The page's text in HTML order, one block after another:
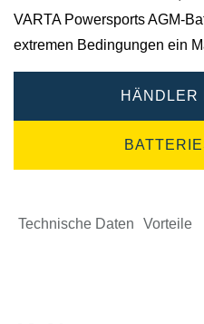
VARTA Powersports AGM-
extremen Bedingungen ein
HÄNDLER
Technische Daten Vorteile